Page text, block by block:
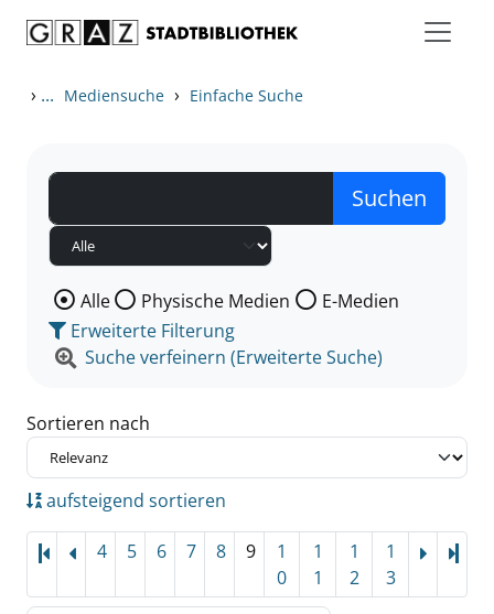
› ... Mediensuche › Einfache Suche
Wählen Sie die Medienart nach der Sie suchen wollen.
Alle Physische Medien
E-Medien
Erweiterte Filterung
Suche verfeinern (Erweiterte Suche)
Sortieren nach
aufsteigend sortieren
4 5 6 7 8 9
1
0
1
1
1
2
1
3